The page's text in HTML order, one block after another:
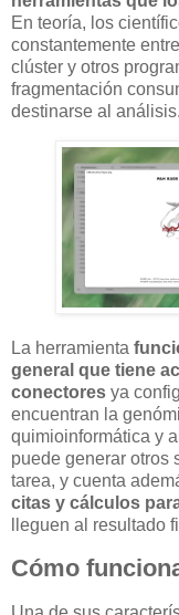
En teoría, los
constantemente
clúster y otros
fragmentación
destinarse al análisis.
La herramienta
general que tiene
conectores ya
encuentran la
quimioinformática y
puede generar otros
tarea, y cuenta
citas y cálculos
lleguen al resultado
Cómo